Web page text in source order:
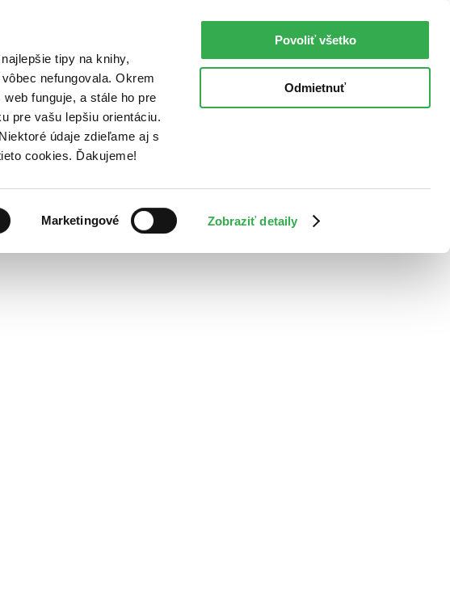
tipy na knihy,
nefungovala. Okrem
funguje, a stále ho pre
pre vašu lepšiu orientáciu.
údaje zdieľame aj s
cookies. Ďakujeme!
Marketingové Zobraziť detaily
Povoliť všetko
Odmietnuť